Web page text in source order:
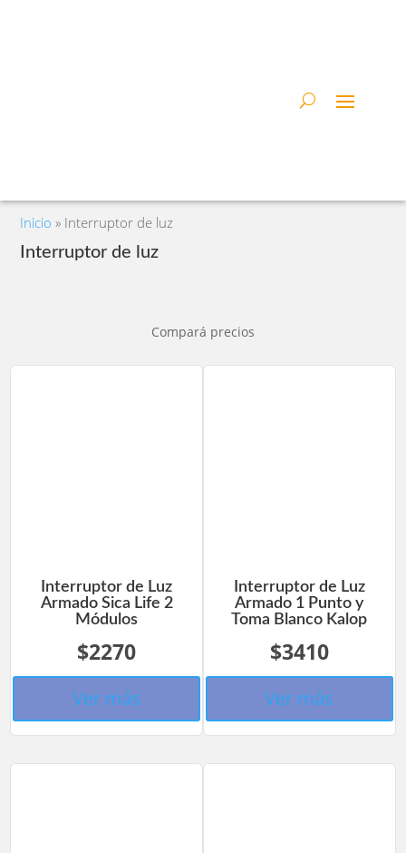
Inicio » Interruptor de luz
Interruptor de luz
Compará precios
Interruptor de Luz
Armado Sica Life 2
Módulos
$2270
Ver más
Interruptor de Luz
Armado 1 Punto y
Toma Blanco Kalop
$3410
Ver más